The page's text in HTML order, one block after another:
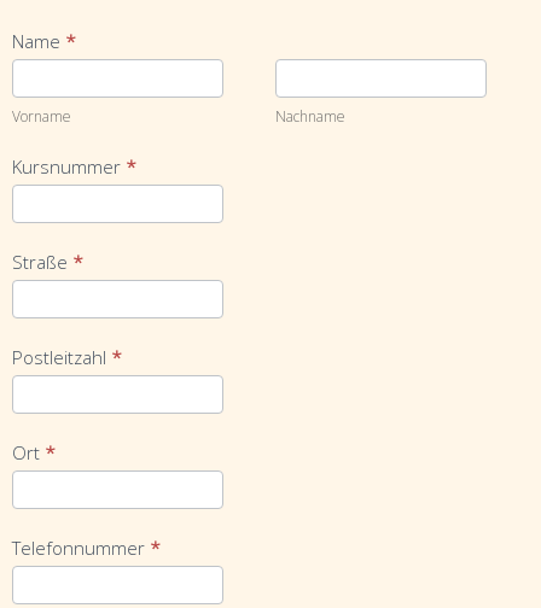
Name *
Vorname Nachname
Kursnummer *
Straße *
Postleitzahl *
Ort *
Telefonnummer *